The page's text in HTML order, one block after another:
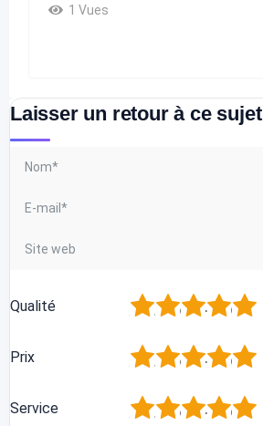
1 Vues
Laisser un retour à ce sujet
Qualité 5
4
3
2
Prix 5
4
3
2
Service 5
4
3
2